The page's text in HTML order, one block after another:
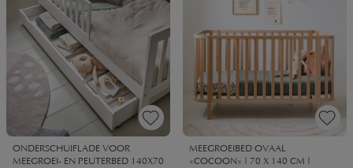
ONDERSCHUIFLADE VOOR
MEEGROEI- EN PEUTERBED 140X70
MEEGROEIBED OVAAL
«COCOON» | 70 X 140 CM |